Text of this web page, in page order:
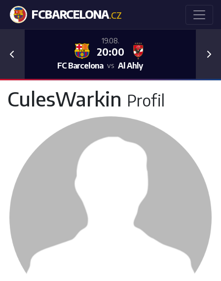
FCBARCELONA.CZ
19.08.
20:00
FC Barcelona vs Al Ahly
Previous
CulesWarkin Profil